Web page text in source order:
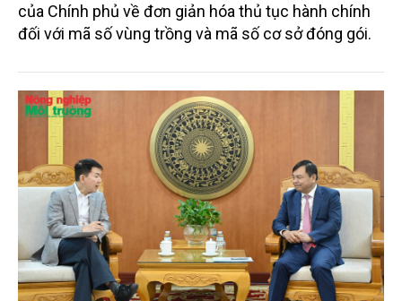
của Chính phủ về đơn giản hóa thủ tục hành chính
đối với mã số vùng trồng và mã số cơ sở đóng gói.